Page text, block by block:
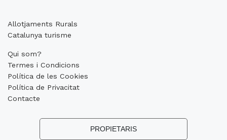
Allotjaments Rurals
Catalunya turisme
Qui som?
Termes i Condicions
Política de les Cookies
Política de Privacitat
Contacte
PROPIETARIS